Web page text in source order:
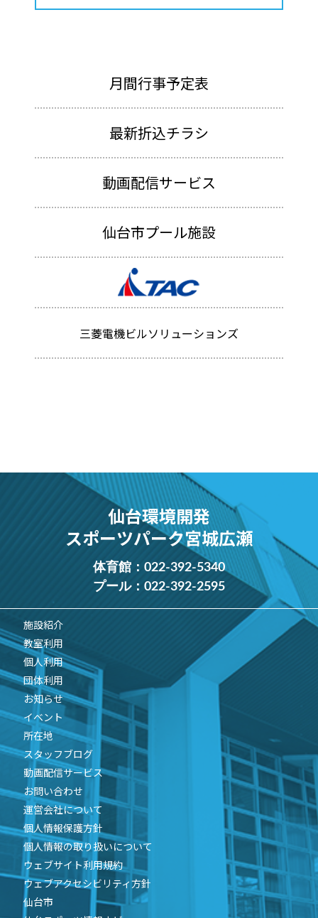
月間行事予定表
最新折込チラシ
動画配信サービス
仙台市プール施設
三菱電機ビルソリューションズ
仙台環境開発
スポーツパーク宮城広瀬
体育館： 022-392-5340
プール： 022-392-2595
施設紹介
教室利用
個人利用
団体利用
お知らせ
イベント
所在地
スタッフブログ
動画配信サービス
お問い合わせ
運営会社について
個人情報保護方針
個人情報の取り扱いについて
ウェブサイト利用規約
ウェブアクセシビリティ方針
仙台市